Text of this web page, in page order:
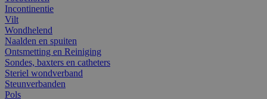
Incontinentie
Vilt
Wondhelend
Naalden en spuiten
Ontsmetting en Reiniging
Sondes, baxters en catheters
Steriel wondverband
Steunverbanden
Pols